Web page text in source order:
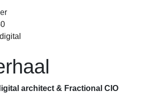
architect & Fractional CIO